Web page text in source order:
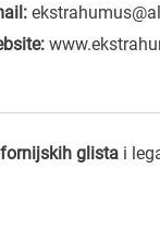
glista i